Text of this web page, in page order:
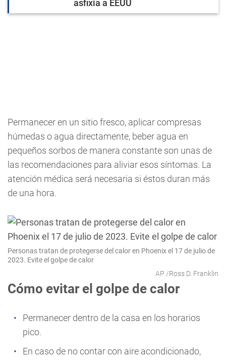
asfixia a EEUU
Permanecer en un sitio fresco, aplicar compresas
húmedas o agua directamente, beber agua en
pequeños sorbos de manera constante son unas de
las recomendaciones para aliviar esos síntomas. La
atención médica será necesaria si éstos duran más
de una hora.
Personas tratan de protegerse del calor en Phoenix el 17 de julio de
2023. Evite el golpe de calor
AP /Ross D. Franklin
Cómo evitar el golpe de calor
Permanecer dentro de la casa en los horarios
pico.
En caso de no contar con aire acondicionado,